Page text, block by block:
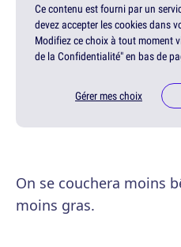
Ce contenu est fourni par un
devez accepter les cookies dans
Modifiez ce choix à tout moment
de la Confidentialité" en bas de
Gérer mes choix
On se couchera moins
moins gras.